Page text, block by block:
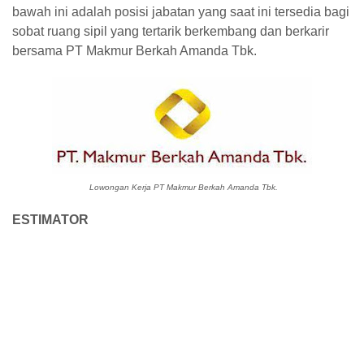
bawah ini adalah posisi jabatan yang saat ini tersedia bagi
sobat ruang sipil yang tertarik berkembang dan berkarir
bersama PT Makmur Berkah Amanda Tbk.
Lowongan Kerja PT Makmur Berkah Amanda Tbk.
ESTIMATOR